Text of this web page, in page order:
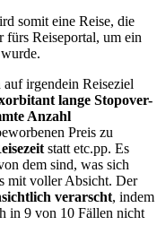
somit eine Reise, die
Reiseportal, um ein
irgendein Reiseziel
lange Stopover-
Anzahl
Preis zu
statt etc.pp. Es
dem sind, was sich
mit voller Absicht. Der
verarscht, indem
in 9 von 10 Fällen nicht